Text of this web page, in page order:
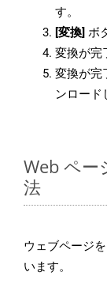
す。
[変換] ボ
変換が完
変換が完
ンロード
Web ペー
法
ウェブページ
います。